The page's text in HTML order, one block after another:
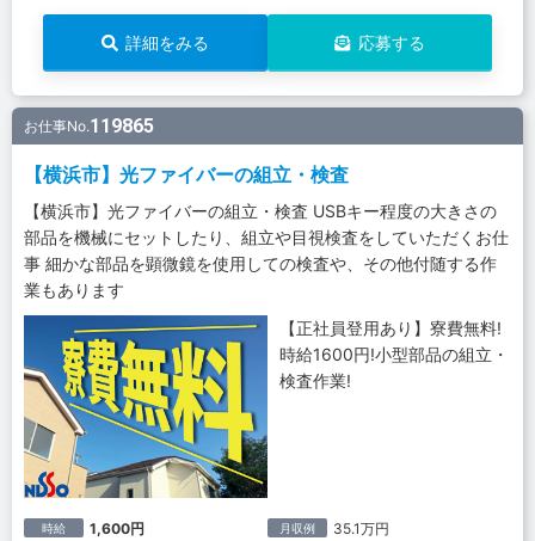
詳細をみる 応募する
お仕事No.119865
【横浜市】光ファイバーの組立・検査
【横浜市】光ファイバーの組立・検査 USBキー程度の大きさの
部品を機械にセットしたり、組立や目視検査をしていただくお仕
事 細かな部品を顕微鏡を使用しての検査や、その他付随する作
業もあります
【正社員登用あり】寮費無料!
時給1600円!小型部品の組立・
検査作業!
時給 1,600円 月収例 35.1万円